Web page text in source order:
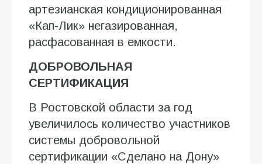
артезианская кондиционированная
«Кап-Лик» негазированная,
расфасованная в емкости.
ДОБРОВОЛЬНАЯ
СЕРТИФИКАЦИЯ
В Ростовской области за год
увеличилось количество участников
системы добровольной
сертификации «Сделано на Дону»